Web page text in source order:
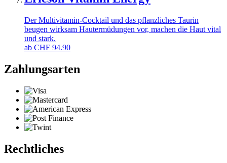
Der Multivitamin-Cocktail und das pflanzliches Taurin
beugen wirksam Hautermüdungen vor, machen die Haut vital
und stark.
ab CHF 94.90
Zahlungsarten
Rechtliches